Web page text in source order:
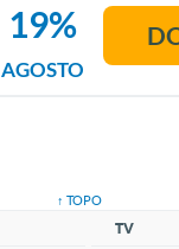
AGOSTO
19%
↑ TOPO
TV